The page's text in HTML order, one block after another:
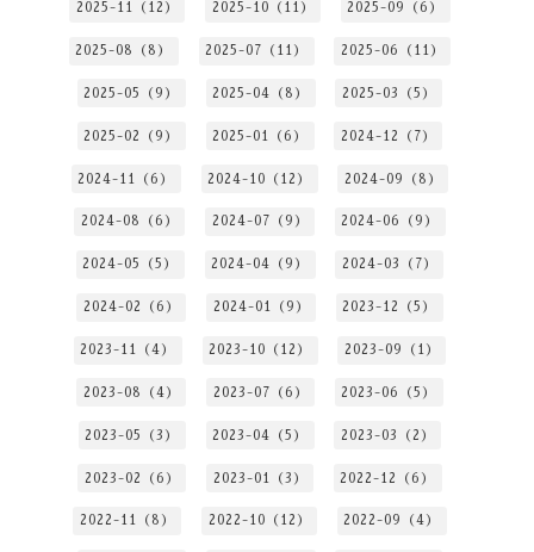
2025-11（12） 2025-10（11） 2025-09（6）
2025-08（8） 2025-07（11） 2025-06（11）
2025-05（9） 2025-04（8） 2025-03（5）
2025-02（9） 2025-01（6） 2024-12（7）
2024-11（6） 2024-10（12） 2024-09（8）
2024-08（6） 2024-07（9） 2024-06（9）
2024-05（5） 2024-04（9） 2024-03（7）
2024-02（6） 2024-01（9） 2023-12（5）
2023-11（4） 2023-10（12） 2023-09（1）
2023-08（4） 2023-07（6） 2023-06（5）
2023-05（3） 2023-04（5） 2023-03（2）
2023-02（6） 2023-01（3） 2022-12（6）
2022-11（8） 2022-10（12） 2022-09（4）